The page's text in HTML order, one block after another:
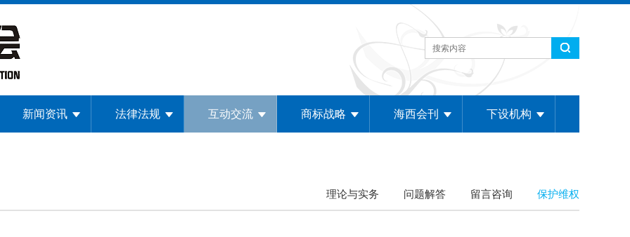
新闻资讯 法律法规 互动交流 商标战略 海西会刊 下设机构
理论与实务 问题解答 留言咨询 保护维权